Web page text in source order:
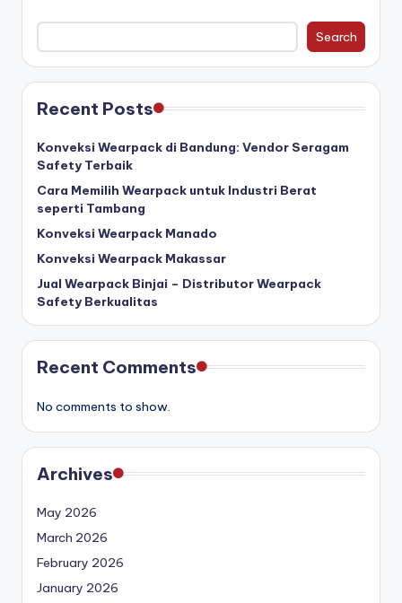
Search
Recent Posts
Konveksi Wearpack di Bandung: Vendor Seragam
Safety Terbaik
Cara Memilih Wearpack untuk Industri Berat
seperti Tambang
Konveksi Wearpack Manado
Konveksi Wearpack Makassar
Jual Wearpack Binjai – Distributor Wearpack
Safety Berkualitas
Recent Comments
No comments to show.
Archives
May 2026
March 2026
February 2026
January 2026